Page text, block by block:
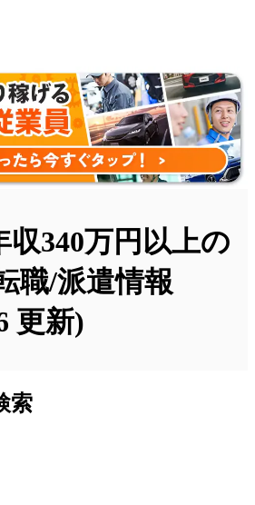
収340万円以上の
職/派遣情報
更新)
索